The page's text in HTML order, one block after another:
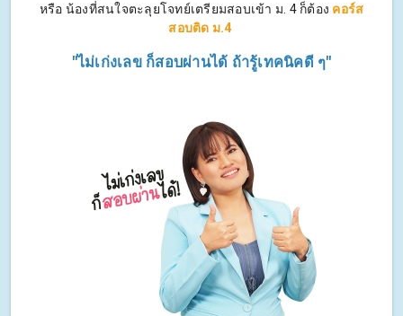
หรือ น้องที่สนใจตะลุยโจทย์เตรียมสอบเข้า ม. 4 ก็ต้อง คอร์ส
สอบติด ม.4
"ไม่เก่งเลข ก็สอบผ่านได้ ถ้ารู้เทคนิคดี ๆ"